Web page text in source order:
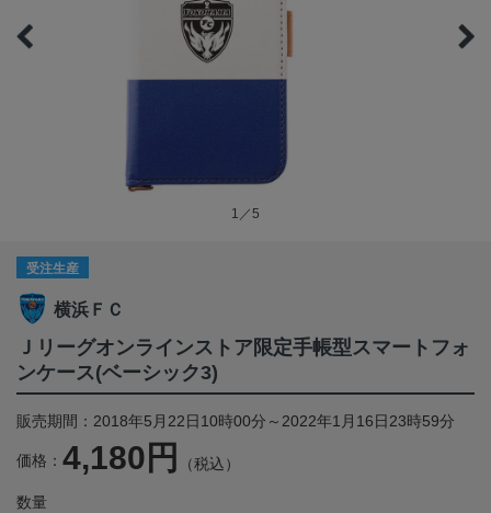
1／5
受注生産
横浜ＦＣ
Ｊリーグオンラインストア限定手帳型スマートフォ
ンケース(ベーシック3)
販売期間：2018年5月22日10時00分～2022年1月16日23時59分
価格： 4,180円 （税込）
数量